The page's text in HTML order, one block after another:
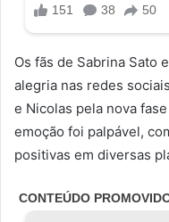
Os fãs de Sabrina Sato
alegria nas redes
e Nicolas pela nova
emoção foi palpável,
positivas em diversas